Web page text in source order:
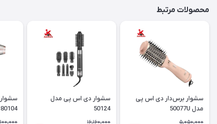
محصولات مرتبط
سشوار برس‌دار دی اس پی
مدل 50077U
5,050,000
سشوار دی اس پی مدل
50124
16,160,000